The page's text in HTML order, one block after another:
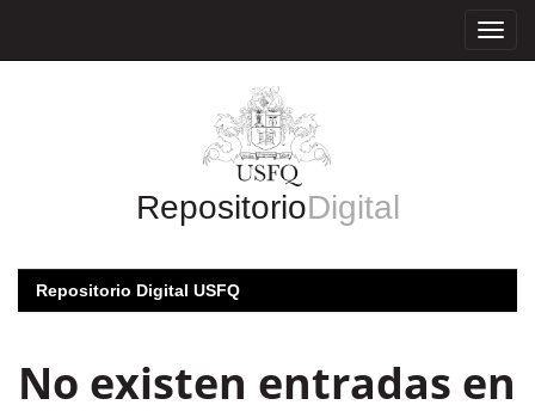
RepositorioDigital
Repositorio Digital USFQ
No existen entradas en